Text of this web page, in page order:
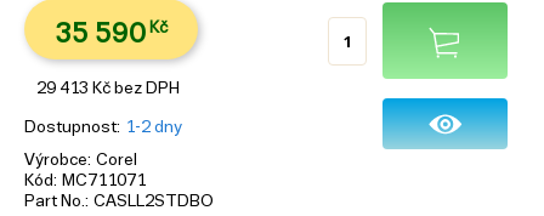
35 590 Kč
29 413 Kč bez DPH
Dostupnost 1-2 dny
Výrobce Corel
Kód
MC711071
Part No. CASLL2STDBO